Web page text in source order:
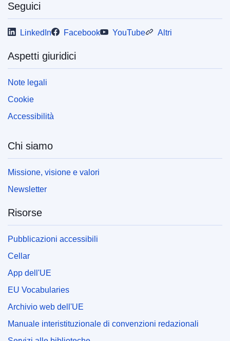
Seguici
LinkedIn Facebook YouTube Altri
Aspetti giuridici
Note legali
Cookie
Accessibilità
Chi siamo
Missione, visione e valori
Newsletter
Risorse
Pubblicazioni accessibili
Cellar
App dell'UE
EU Vocabularies
Archivio web dell'UE
Manuale interistituzionale di convenzioni redazionali